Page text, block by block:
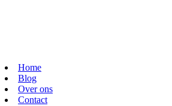
Home
Blog
Over ons
Contact